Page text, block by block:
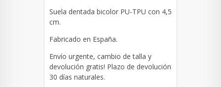
Suela dentada bicolor PU-TPU con 4,5
cm.
Fabricado en España.
Envío urgente, cambio de talla y
devolución gratis! Plazo de devolución
30 días naturales.